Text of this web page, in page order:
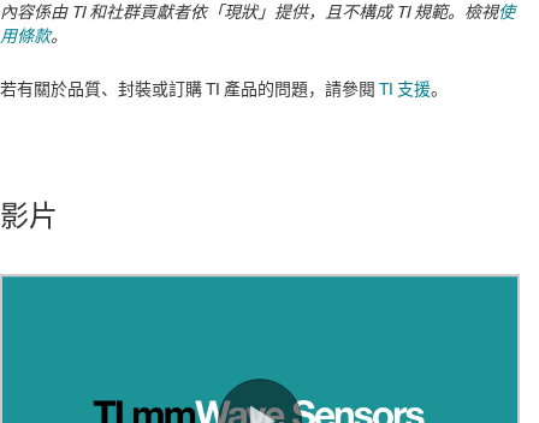
內容係由 TI 和社群貢獻者依「現狀」提供，且不構成 TI 規範。檢視使
用條款。
若有關於品質、封裝或訂購 TI 產品的問題，請參閱 TI 支援。
影片